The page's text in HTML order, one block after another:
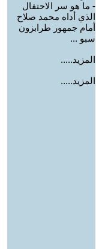
- ما هو سر الاحتفال
الذي أداه محمد صلاح
أمام جمهور طرابزون
سبو ...
المزيد.....
المزيد.....